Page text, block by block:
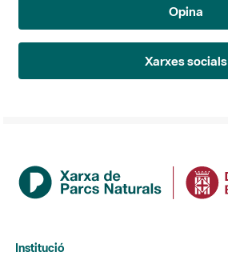
Opina
Xarxes socials
Institució